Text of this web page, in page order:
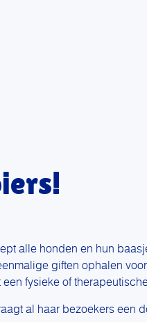
alle honden en hun
giften ophalen
fysieke of
al haar bezoekers een